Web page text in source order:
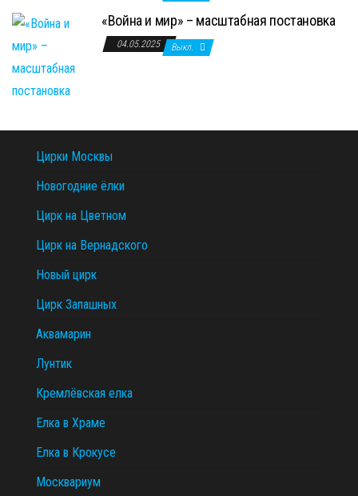
«Война и мир» – масштабная постановка
04.05.2025 Выкл.
Цирки Москвы
Новогодние ёлки
Цирк на Цветном
Цирк на Вернадского
Новый цирк
Цирк Запашных
Аквамарин
Лунтик
Кремлёвская елка
Елка в Храме
Елка в Крокусе
Москвариум